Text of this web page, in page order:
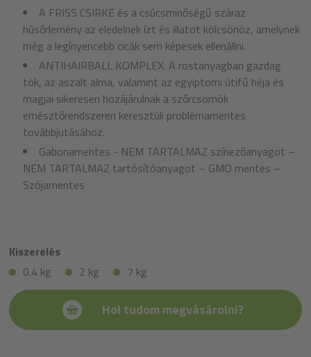
A FRISS CSIRKE és a csúcsminőségű száraz
húsőrlemény az eledelnek ízt és illatot kölcsönöz, amelynek
még a legínyencebb cicák sem képesek ellenállni.
ANTIHAIRBALL KOMPLEX. A rostanyagban gazdag
tök, az aszalt alma, valamint az egyiptomi útifű héja és
magjai sikeresen hozájárulnak a szőrcsomók
emésztőrendszeren keresztüli problémamentes
továbbjutásához.
Gabonamentes - NEM TARTALMAZ színezőanyagot –
NEM TARTALMAZ tartósítóanyagot – GMO mentes –
Szójamentes
Kiszerelés
0.4 kg
2 kg 7 kg
Hol tudom megvásárolni?